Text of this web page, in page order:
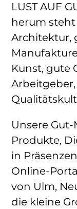
LUST AUF
herum
Architektur,
Kunst, gute
Unsere
Produkte,
in
Online-
von Ulm,
die kleine